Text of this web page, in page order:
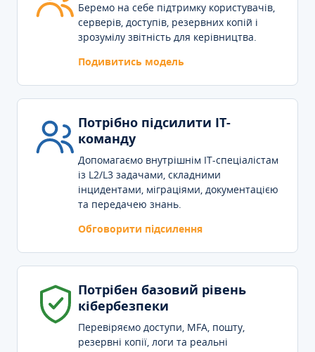
Беремо на себе підтримку користувачів,
серверів, доступів, резервних копій і
зрозумілу звітність для керівництва.
Подивитись модель
Потрібно підсилити IT-
команду
Допомагаємо внутрішнім IT-спеціалістам
із L2/L3 задачами, складними
інцидентами, міграціями, документацією
та передачею знань.
Обговорити підсилення
Потрібен базовий рівень
кібербезпеки
Перевіряємо доступи, MFA, пошту,
резервні копії, логи та реальні